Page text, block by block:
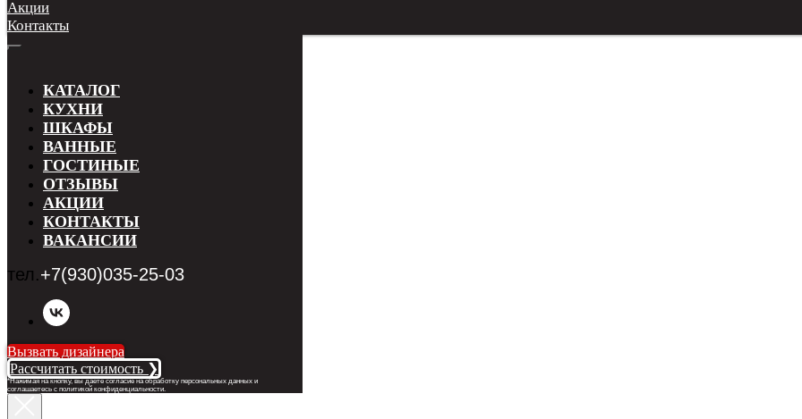
Акции
Контакты
КАТАЛОГ
КУХНИ
ШКАФЫ
ВАННЫЕ
ГОСТИНЫЕ
ОТЗЫВЫ
АКЦИИ
КОНТАКТЫ
ВАКАНСИИ
тел.+7(930)035-25-03
Вызвать дизайнера
Рассчитать стоимость ❯
*Нажимая на кнопку, вы даете согласие на обработку персональных данных и
соглашаетесь с политикой конфиденциальности.